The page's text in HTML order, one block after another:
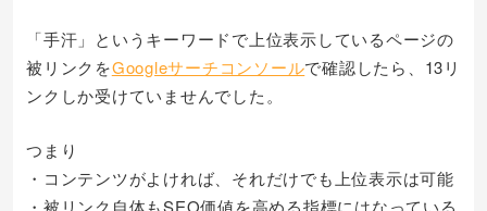
「手汗」というキーワードで上位表示しているページの
被リンクをGoogleサーチコンソールで確認したら、13リ
ンクしか受けていませんでした。
つまり
・コンテンツがよければ、それだけでも上位表示は可能
・被リンク自体もSEO価値を高める指標にはなっている